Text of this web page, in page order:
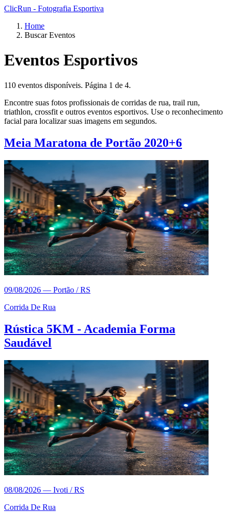
ClicRun - Fotografia Esportiva
Home
Buscar Eventos
Eventos Esportivos
110 eventos disponíveis. Página 1 de 4.
Encontre suas fotos profissionais de corridas de rua, trail run,
triathlon, crossfit e outros eventos esportivos. Use o reconhecimento
facial para localizar suas imagens em segundos.
Meia Maratona de Portão 2020+6
09/08/2026 — Portão / RS
Corrida De Rua
Rústica 5KM - Academia Forma
Saudável
08/08/2026 — Ivoti / RS
Corrida De Rua